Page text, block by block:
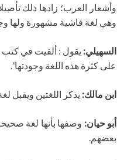
وأشعار العرب؛ زادها ذلك
وهي لغة فاشية مشهورة ولها
السهيلي: يقول : ألفيت في كتب
على كثرة هذه اللغة وجودتها”.
ابن مالك: يذكر اللغتين ويقبل
أبو حيان: وصفها بأنها لغة
بعضهم.